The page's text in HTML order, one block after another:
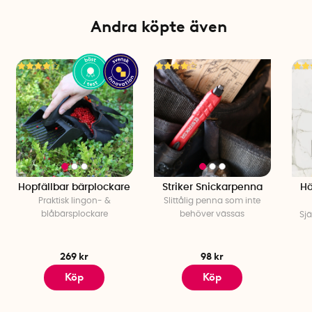
Andra köpte även
Hopfällbar bärplockare
Praktisk lingon- &
blåbärsplockare
269 kr
Köp
Striker Snickarpenna
Slittålig penna som inte
behöver vässas
98 kr
Köp